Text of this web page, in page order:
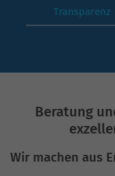
Transparenz
Beratung
Wir machen aus